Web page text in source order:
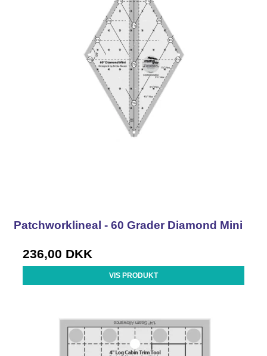
Patchworklineal - 60 Grader Diamond Mini
236,00 DKK
VIS PRODUKT